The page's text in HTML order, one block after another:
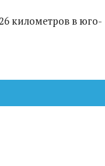
километров в юго-